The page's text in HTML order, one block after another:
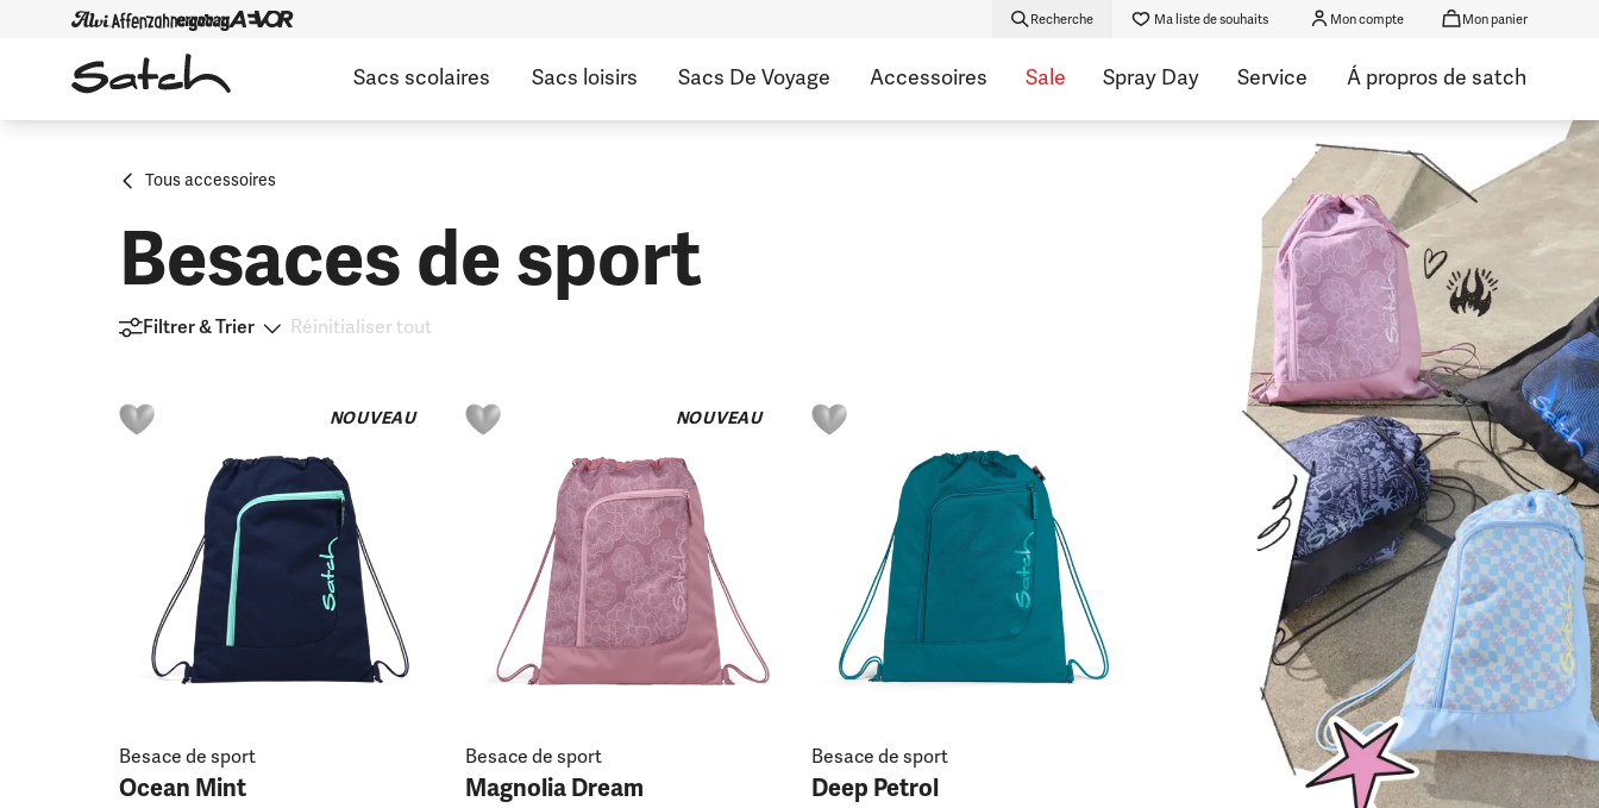
Recherche Ma liste de souhaits Mon compte Mon panier
Sacs scolaires Sacs loisirs Sacs De Voyage Accessoires Sale Spray Day Service Á propros de satch
Tous accessoires
Besaces de sport
Filtrer & Trier Réinitialiser tout
NOUVEAU
Besace de sport
Ocean Mint
NOUVEAU
Besace de sport
Magnolia Dream
Besace de sport
Deep Petrol